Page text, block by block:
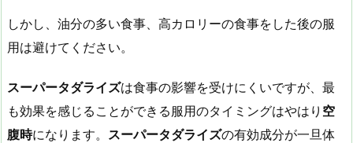
しかし、油分の多い食事、高カロリーの食事をした後の服
用は避けてください。
スーパータダライズは食事の影響を受けにくいですが、最
も効果を感じることができる服用のタイミングはやはり 空
腹時になります。 スーパータダライズの有効成分が一旦体